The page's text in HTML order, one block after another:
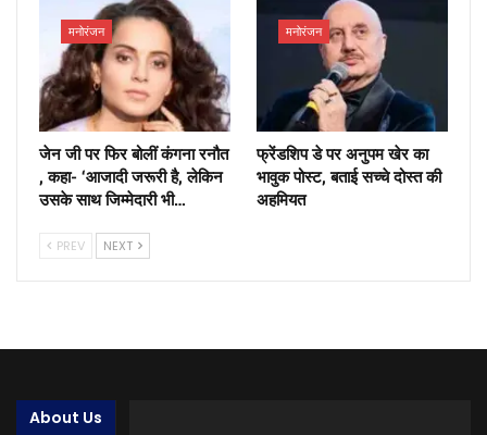
मनोरंजन
जेन जी पर फिर बोलीं कंगना रनौत
, कहा- ‘आजादी जरूरी है, लेकिन
उसके साथ जिम्मेदारी भी…
मनोरंजन
फ्रेंडशिप डे पर अनुपम खेर का
भावुक पोस्ट, बताई सच्चे दोस्त की
अहमियत
PREV NEXT
About Us